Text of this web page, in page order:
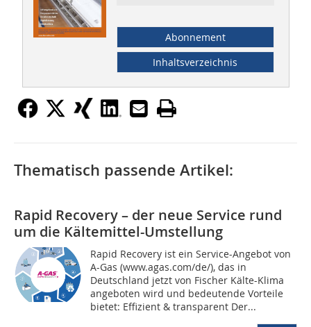
Abonnement
Inhaltsverzeichnis
Thematisch passende Artikel:
Rapid Recovery – der neue Service rund
um die Kältemittel-Umstellung
Rapid Recovery ist ein Service-Angebot von
A-Gas (www.agas.com/de/), das in
Deutschland jetzt von Fischer Kälte-Klima
angeboten wird und bedeutende Vorteile
bietet: Effizient & transparent Der...